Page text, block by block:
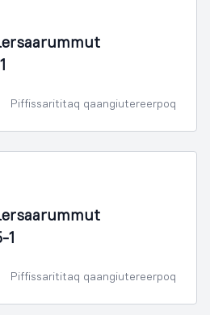
Piffissarititaq qaangiutereerpoq
1
Piffissarititaq qaangiutereerpoq